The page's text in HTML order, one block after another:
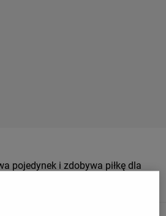
pojedynek i zdobywa piłkę dla